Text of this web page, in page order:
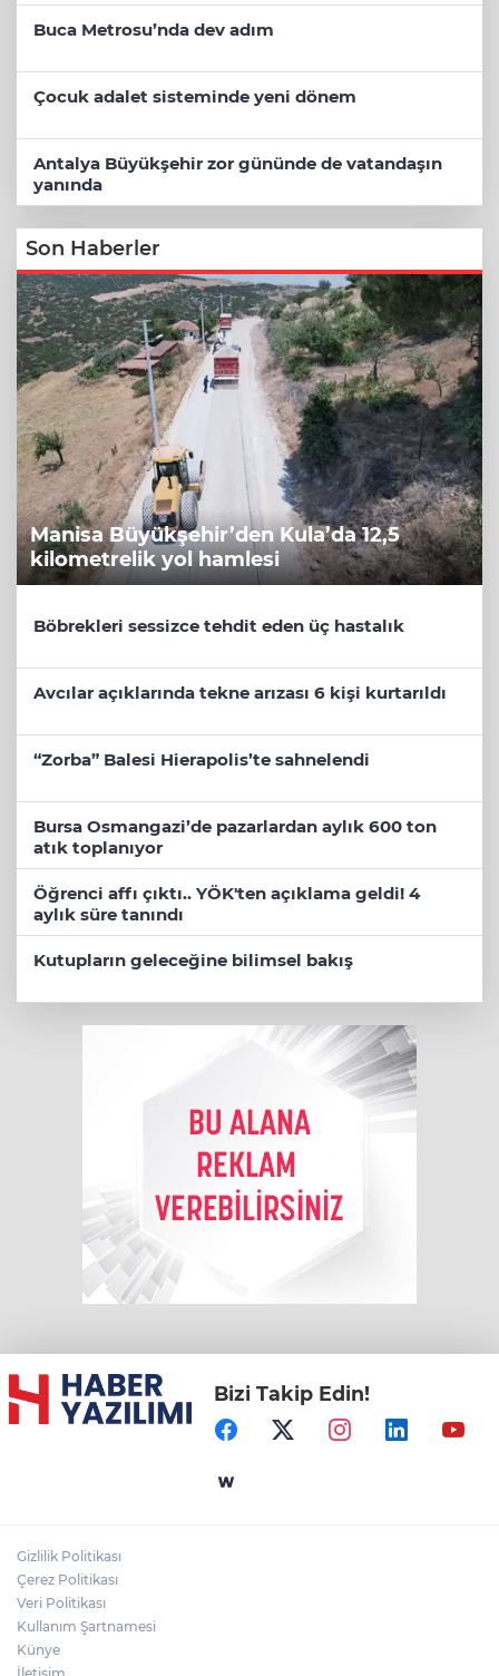
Buca Metrosu’nda dev adım
Çocuk adalet sisteminde yeni dönem
Antalya Büyükşehir zor gününde de vatandaşın
yanında
Son Haberler
Manisa Büyükşehir’den Kula’da 12,5
kilometrelik yol hamlesi
Böbrekleri sessizce tehdit eden üç hastalık
Avcılar açıklarında tekne arızası 6 kişi kurtarıldı
“Zorba” Balesi Hierapolis’te sahnelendi
Bursa Osmangazi’de pazarlardan aylık 600 ton
atık toplanıyor
Öğrenci affı çıktı.. YÖK'ten açıklama geldi! 4
aylık süre tanındı
Kutupların geleceğine bilimsel bakış
Bizi Takip Edin!
Gizlilik Politikası
Çerez Politikası
Veri Politikası
Kullanım Şartnamesi
Künye